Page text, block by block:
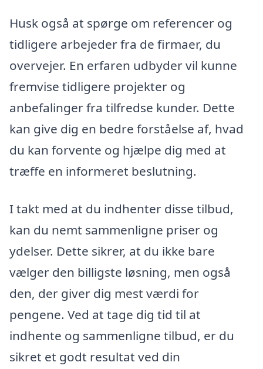
Husk også at spørge om referencer og
tidligere arbejeder fra de firmaer, du
overvejer. En erfaren udbyder vil kunne
fremvise tidligere projekter og
anbefalinger fra tilfredse kunder. Dette
kan give dig en bedre forståelse af, hvad
du kan forvente og hjælpe dig med at
træffe en informeret beslutning.
I takt med at du indhenter disse tilbud,
kan du nemt sammenligne priser og
ydelser. Dette sikrer, at du ikke bare
vælger den billigste løsning, men også
den, der giver dig mest værdi for
pengene. Ved at tage dig tid til at
indhente og sammenligne tilbud, er du
sikret et godt resultat ved din